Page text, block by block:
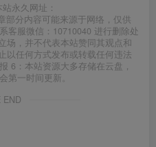
永久网址：
部分内容可能来源于网络，仅供
客服微信：10710040 进行删除处
场，并不代表本站赞同其观点和
以任何方式发布或转载任何违法
6：本站资源大多存储在云盘，
第一时间更新。
END